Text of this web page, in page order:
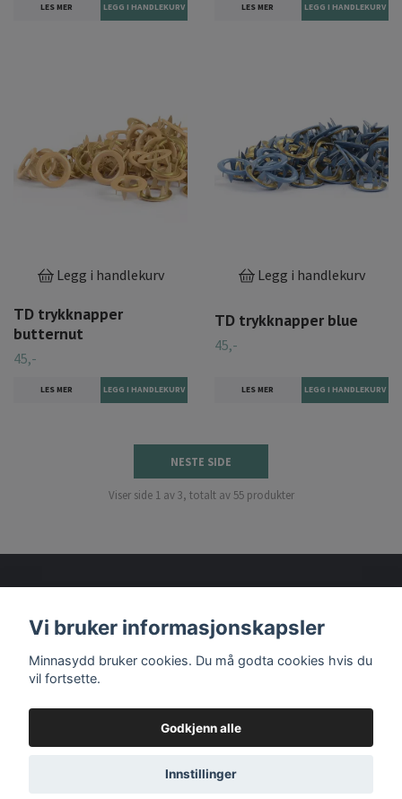
LES MER LES MER
Legg i handlekurv
TD trykknapper
butternut
45,-
LES MER
Legg i handlekurv
TD trykknapper blue
45,-
LES MER
NESTE SIDE
Viser side 1 av 3, totalt av 55 produkter
© 2026 Minnasydd
Vi bruker informasjonskapsler
Minnasydd bruker cookies. Du må godta cookies hvis du
vil fortsette.
Godkjenn alle
Innstillinger